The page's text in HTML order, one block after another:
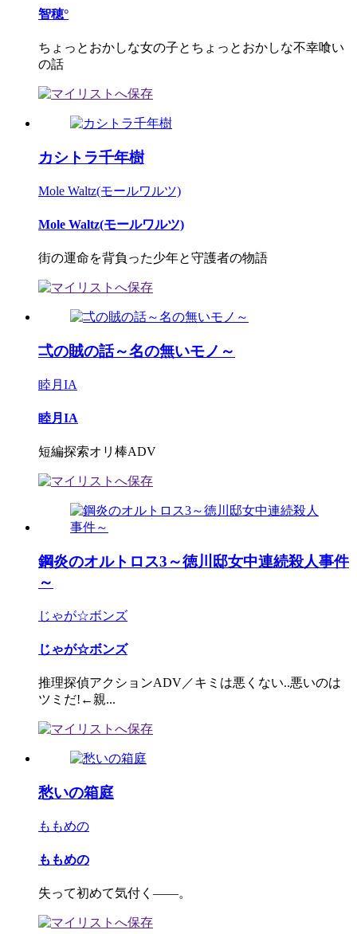
智穂°
ちょっとおかしな女の子とちょっとおかしな不幸喰い
の話
カシトラ千年樹
Mole Waltz(モールワルツ)
Mole Waltz(モールワルツ)
街の運命を背負った少年と守護者の物語
弌の賊の話～名の無いモノ～
睦月IA
睦月IA
短編探索オリ棒ADV
鋼炎のオルトロス3～徳川邸女中連続殺人事件
～
じゃが☆ボンズ
じゃが☆ボンズ
推理探偵アクションADV／キミは悪くない..悪いのは
ツミだ!←親...
愁いの箱庭
ももめの
ももめの
失って初めて気付く――。